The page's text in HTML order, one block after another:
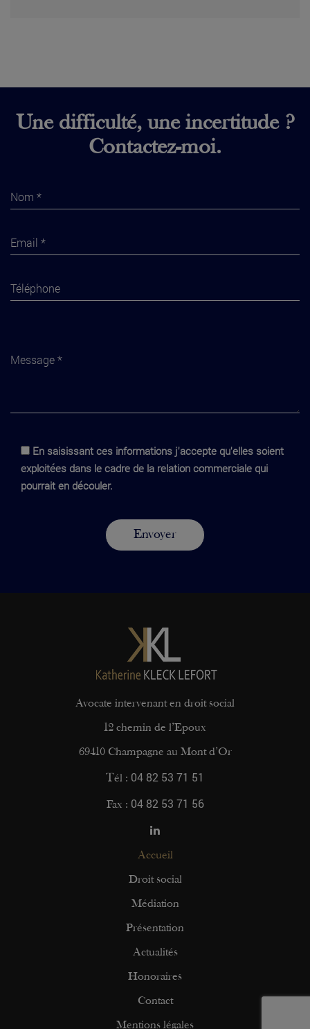
Une difficulté, une incertitude ?
Contactez-moi.
En saisissant ces informations j'accepte qu'elles soient
exploitées dans le cadre de la relation commerciale qui
pourrait en découler.
Avocate intervenant en droit social
12 chemin de l’Epoux
69410 Champagne au Mont d’Or
Tél : 04 82 53 71 51
Fax : 04 82 53 71 56
Accueil
Droit social
Médiation
Présentation
Actualités
Honoraires
Contact
Mentions légales